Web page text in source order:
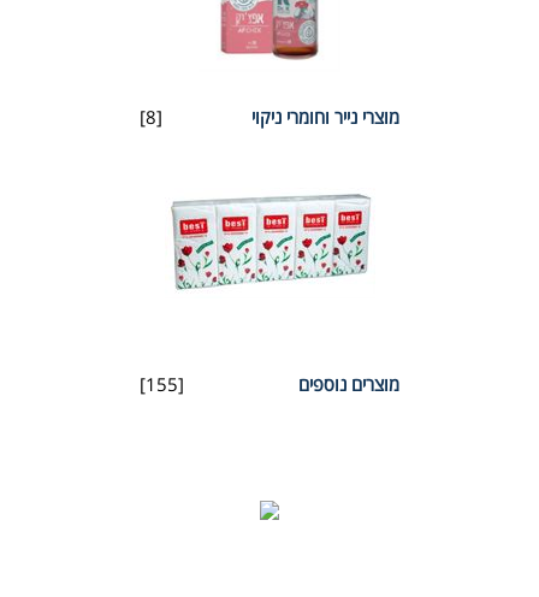
[8] מוצרי נייר וחומרי ניקוי
[155] מוצרים נוספים